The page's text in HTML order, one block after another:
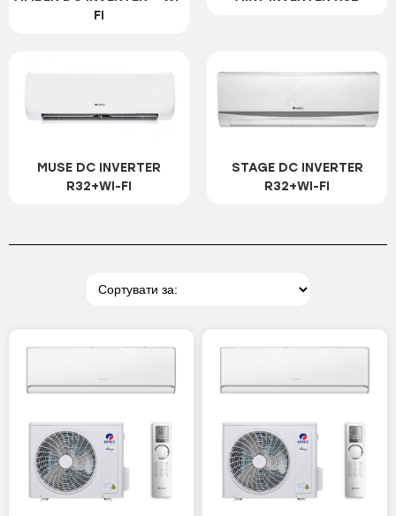
FI
MUSE DC INVERTER
R32+WI-FI
STAGE DC INVERTER
R32+WI-FI
CONSOL INVERTER
Серія Arctic Inverter
Серія AVALON Inverter
Серія Imperial Inverter
Серія SUPREME CONTINENTAL
Серія Cozy Inverter
Серія Daytona Inverter
Серія Prima Plus ON OFF
Серія Veritas Inverter